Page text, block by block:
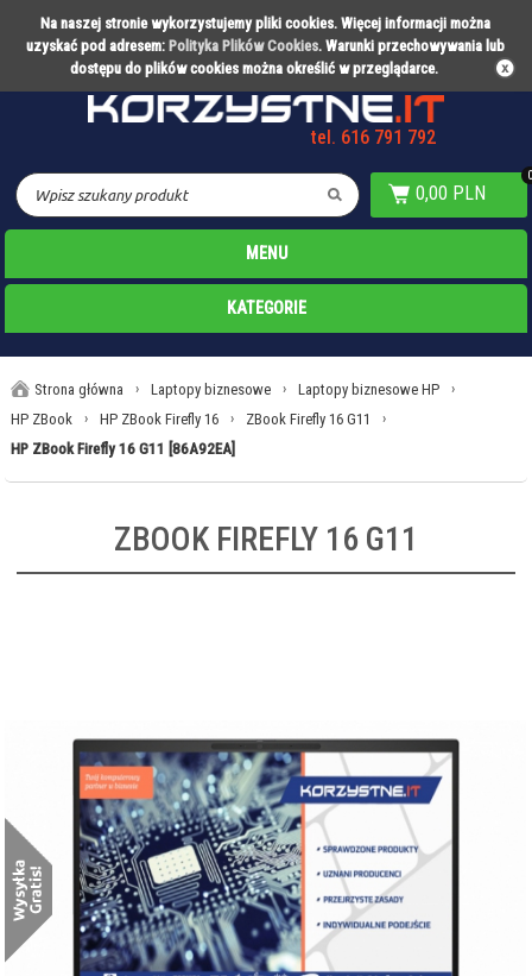
Na naszej stronie wykorzystujemy pliki cookies. Więcej informacji można
uzyskać pod adresem: Polityka Plików Cookies. Warunki przechowywania lub
dostępu do plików cookies można określić w przeglądarce.
Partner technologiczny Warty Poznań
tel. 616 791 792
0,00 PLN
0
MENU
KATEGORIE
Strona główna › Laptopy biznesowe › Laptopy biznesowe HP ›
HP ZBook › HP ZBook Firefly 16 › ZBook Firefly 16 G11 ›
HP ZBook Firefly 16 G11 [86A92EA]
ZBOOK FIREFLY 16 G11